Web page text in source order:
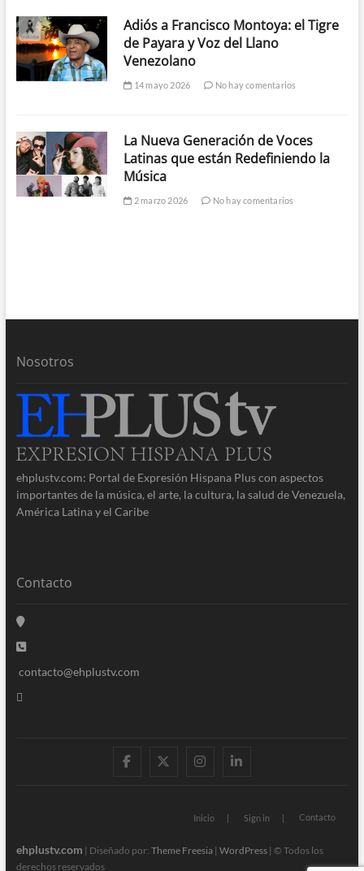
Adiós a Francisco Montoya: el Tigre
de Payara y Voz del Llano
Venezolano
14 mayo 2026 No hay comentarios
La Nueva Generación de Voces
Latinas que están Redefiniendo la
Música
2 marzo 2026 No hay comentarios
Nosotros
ehplustv.com: Portal de Expresión Hispana Plus con aspectos
importantes de la música, el arte, la cultura, la salud de Venezuela,
América Latina y el Caribe
Contacto
contacto@ehplustv.com
facebooktwitterinstagram
linkedin
Inicio Sign in Contacto
ehplustv.com | Diseñado por: Theme Freesia| WordPress| © Todos los
derechos reservados